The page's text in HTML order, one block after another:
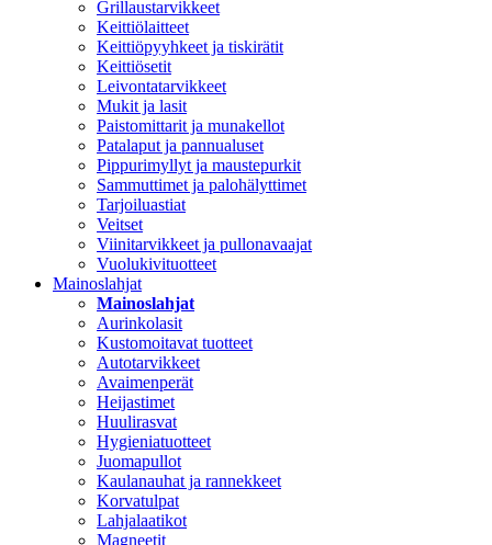
Grillaustarvikkeet
Keittiölaitteet
Keittiöpyyhkeet ja tiskirätit
Keittiösetit
Leivontatarvikkeet
Mukit ja lasit
Paistomittarit ja munakellot
Patalaput ja pannualuset
Pippurimyllyt ja maustepurkit
Sammuttimet ja palohälyttimet
Tarjoiluastiat
Veitset
Viinitarvikkeet ja pullonavaajat
Vuolukivituotteet
Mainoslahjat
Mainoslahjat
Aurinkolasit
Kustomoitavat tuotteet
Autotarvikkeet
Avaimenperät
Heijastimet
Huulirasvat
Hygieniatuotteet
Juomapullot
Kaulanauhat ja rannekkeet
Korvatulpat
Lahjalaatikot
Magneetit